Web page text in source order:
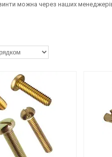
можна через наших